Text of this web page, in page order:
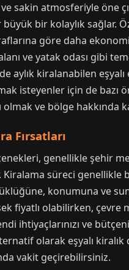
sakin atmosferiyle öne
bir kolaylık sağlar.
göre daha
ve yatak odası gibi
aylık kiralanabilen
isteyenler için de bazı
olmak ve bölge hakkında
Fırsatları
genellikle şehir
Kiralama süreci
konumuna ve
fiyatlı olabilirken,
ihtiyaçlarınızı ve
olarak eşyalı
vakit geçirebilirsiniz.